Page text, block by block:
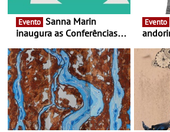
Evento
inaugura as Conferências
Antiga primeira-ministra da
Finlândia é a convidada da
primeira edição do novo
ciclo de debates dedicado
aos grandes temas do
nosso tempo
Evento
Atum